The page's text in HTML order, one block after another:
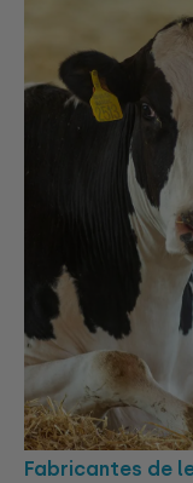
Fabricantes de